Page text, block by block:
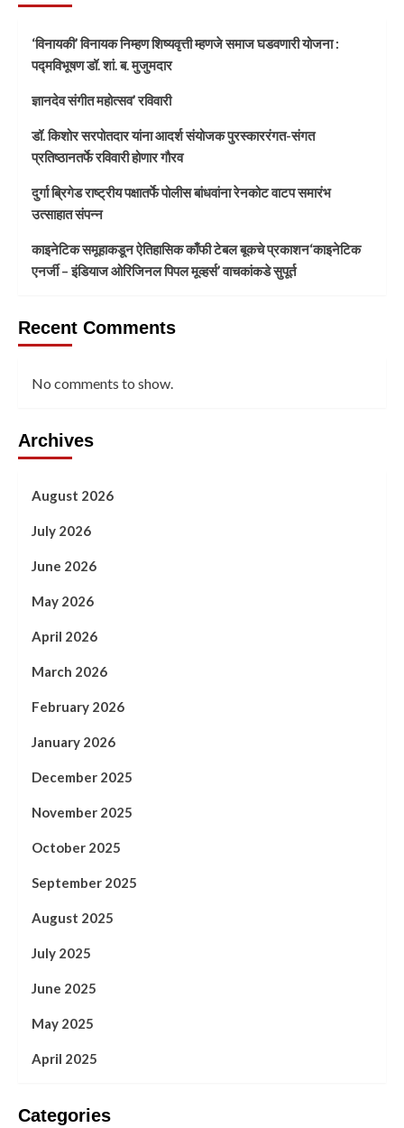
‘विनायकी’ विनायक निम्हण शिष्यवृत्ती म्हणजे समाज घडवणारी योजना :
पद्मविभूषण डॉ. शां. ब. मुजुमदार
ज्ञानदेव संगीत महोत्सव’ रविवारी
डॉ. किशोर सरपोतदार यांना आदर्श संयोजक पुरस्काररंगत-संगत
प्रतिष्ठानतर्फे रविवारी होणार गौरव
दुर्गा ब्रिगेड राष्ट्रीय पक्षातर्फे पोलीस बांधवांना रेनकोट वाटप समारंभ
उत्साहात संपन्न
काइनेटिक समूहाकडून ऐतिहासिक काँफी टेबल बूकचे प्रकाशन‘काइनेटिक
एनर्जी – इंडियाज ओरिजिनल पिपल मूव्हर्स’ वाचकांकडे सुपूर्त
Recent Comments
No comments to show.
Archives
August 2026
July 2026
June 2026
May 2026
April 2026
March 2026
February 2026
January 2026
December 2025
November 2025
October 2025
September 2025
August 2025
July 2025
June 2025
May 2025
April 2025
Categories